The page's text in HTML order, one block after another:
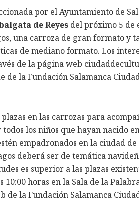
por el Ayuntamiento de
de Reyes del próximo 5 de
una carroza de gran formato y
de mediano formato. Los
de la página web
de la Fundación Salamanca
en las carrozas para
los niños que hayan nacido
empadronados en la ciudad de
deberá ser de temática
es superior a las plazas
horas en la Sala de la
de la Fundación Salamanca